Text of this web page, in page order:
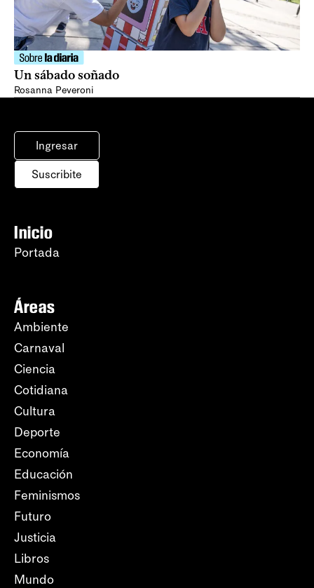
Un sábado soñado
Rosanna Peveroni
Ingresar
Suscribite
Inicio
Portada
Áreas
Ambiente
Carnaval
Ciencia
Cotidiana
Cultura
Deporte
Economía
Educación
Feminismos
Futuro
Justicia
Libros
Mundo